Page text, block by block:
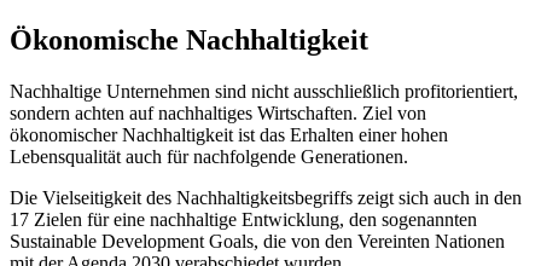
Ökonomische Nachhaltigkeit
Nachhaltige Unternehmen sind nicht ausschließlich profitorientiert,
sondern achten auf nachhaltiges Wirtschaften. Ziel von
ökonomischer Nachhaltigkeit ist das Erhalten einer hohen
Lebensqualität auch für nachfolgende Generationen.
Die Vielseitigkeit des Nachhaltigkeitsbegriffs zeigt sich auch in den
17 Zielen für eine nachhaltige Entwicklung, den sogenannten
Sustainable Development Goals, die von den Vereinten Nationen